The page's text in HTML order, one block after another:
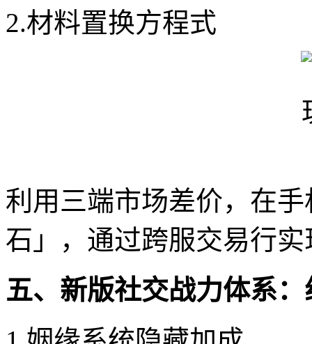
2.材料置换方程式
利用三端市场差价，在
石」，通过跨服交易行
五、新版社交战力体系